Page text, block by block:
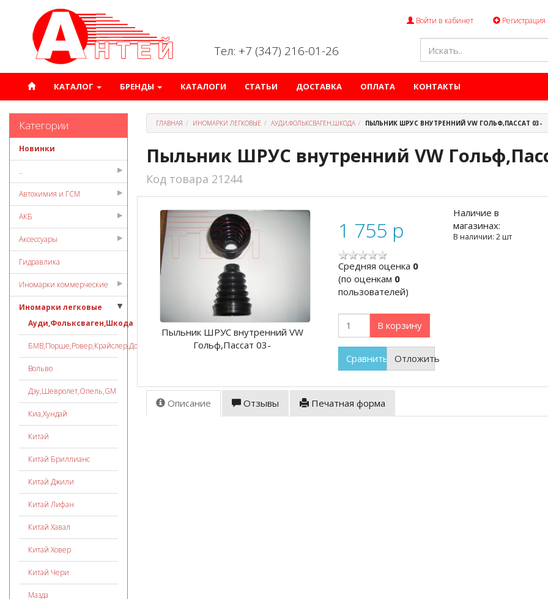
Войти в кабинет Регистрация
Тел: +7 (347) 216-01-26
КАТАЛОГ БРЕНДЫ КАТАЛОГИ СТАТЬИ ДОСТАВКА ОПЛАТА КОНТАКТЫ
Категории
Новинки
..
Автохимия и ГСМ
АКБ
Аксессуары
Гидравлика
Иномарки коммерческие
Иномарки легковые
Ауди,Фольксваген,Шкода
БМВ,Порше,Ровер,Крайслер,Додж
Вольво
Дэу,Шевролет,Опель,GM
Киа,Хундай
Китай
Китай Бриллианс
Китай Джили
Китай Лифан
Китай Хавал
Китай Ховер
Китай Чери
Мазда
ГЛАВНАЯ ИНОМАРКИ ЛЕГКОВЫЕ АУДИ,ФОЛЬКСВАГЕН,ШКОДА ПЫЛЬНИК ШРУС ВНУТРЕННИЙ VW ГОЛЬФ,ПАССАТ 03-
Пыльник ШРУС внутренний VW
Код товара 21244
Пыльник ШРУС внутренний VW
Гольф,Пассат 03-
1 755 p
Cредняя оценка 0
(по оценкам 0
пользователей)
В корзину
Сравнить Отложить
Наличие в
магазинах:
В наличии: 2 шт
Описание Отзывы Печатная форма